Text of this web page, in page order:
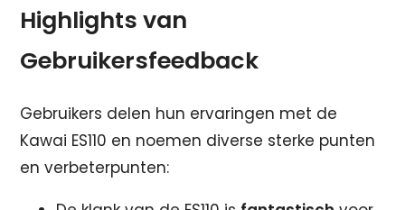
Highlights van
Gebruikersfeedback
Gebruikers delen hun ervaringen met de
Kawai ES110 en noemen diverse sterke punten
en verbeterpunten: